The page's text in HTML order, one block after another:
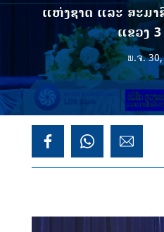
ແຫ່ງຊາດ ແລະ ສະມາ
ແຂວງ
ພ.ຈ.